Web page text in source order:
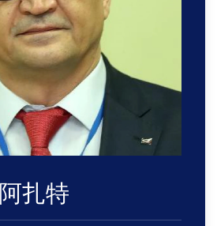
阿扎特